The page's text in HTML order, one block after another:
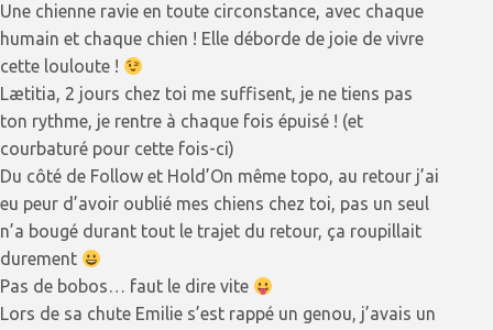
Une chienne ravie en toute circonstance, avec chaque
humain et chaque chien ! Elle déborde de joie de vivre
cette louloute !
Lætitia, 2 jours chez toi me suffisent, je ne tiens pas
ton rythme, je rentre à chaque fois épuisé ! (et
courbaturé pour cette fois-ci)
Du côté de Follow et Hold’On même topo, au retour j’ai
eu peur d’avoir oublié mes chiens chez toi, pas un seul
n’a bougé durant tout le trajet du retour, ça roupillait
durement
Pas de bobos… faut le dire vite
Lors de sa chute Emilie s’est rappé un genou, j’avais un